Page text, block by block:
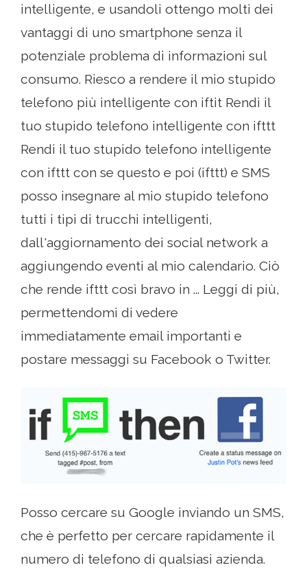
intelligente, e usandoli ottengo molti dei
vantaggi di uno smartphone senza il
potenziale problema di informazioni sul
consumo. Riesco a rendere il mio stupido
telefono più intelligente con iftit Rendi il
tuo stupido telefono intelligente con ifttt
Rendi il tuo stupido telefono intelligente
con ifttt con se questo e poi (ifttt) e SMS
posso insegnare al mio stupido telefono
tutti i tipi di trucchi intelligenti,
dall'aggiornamento dei social network a
aggiungendo eventi al mio calendario. Ciò
che rende ifttt così bravo in ... Leggi di più,
permettendomi di vedere
immediatamente email importanti e
postare messaggi su Facebook o Twitter.
Posso cercare su Google inviando un SMS,
che è perfetto per cercare rapidamente il
numero di telefono di qualsiasi azienda.